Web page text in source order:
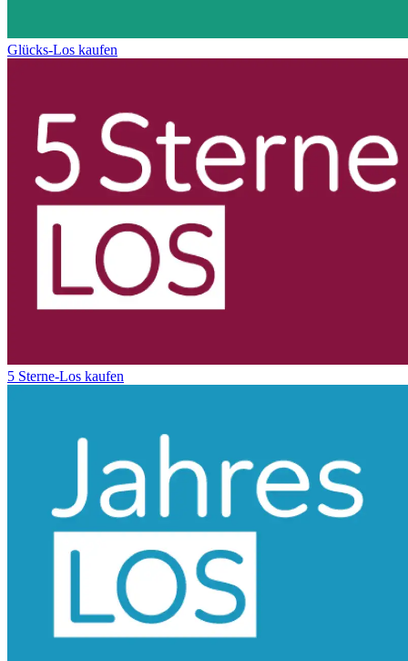
Glücks-Los kaufen
5 Sterne-Los kaufen